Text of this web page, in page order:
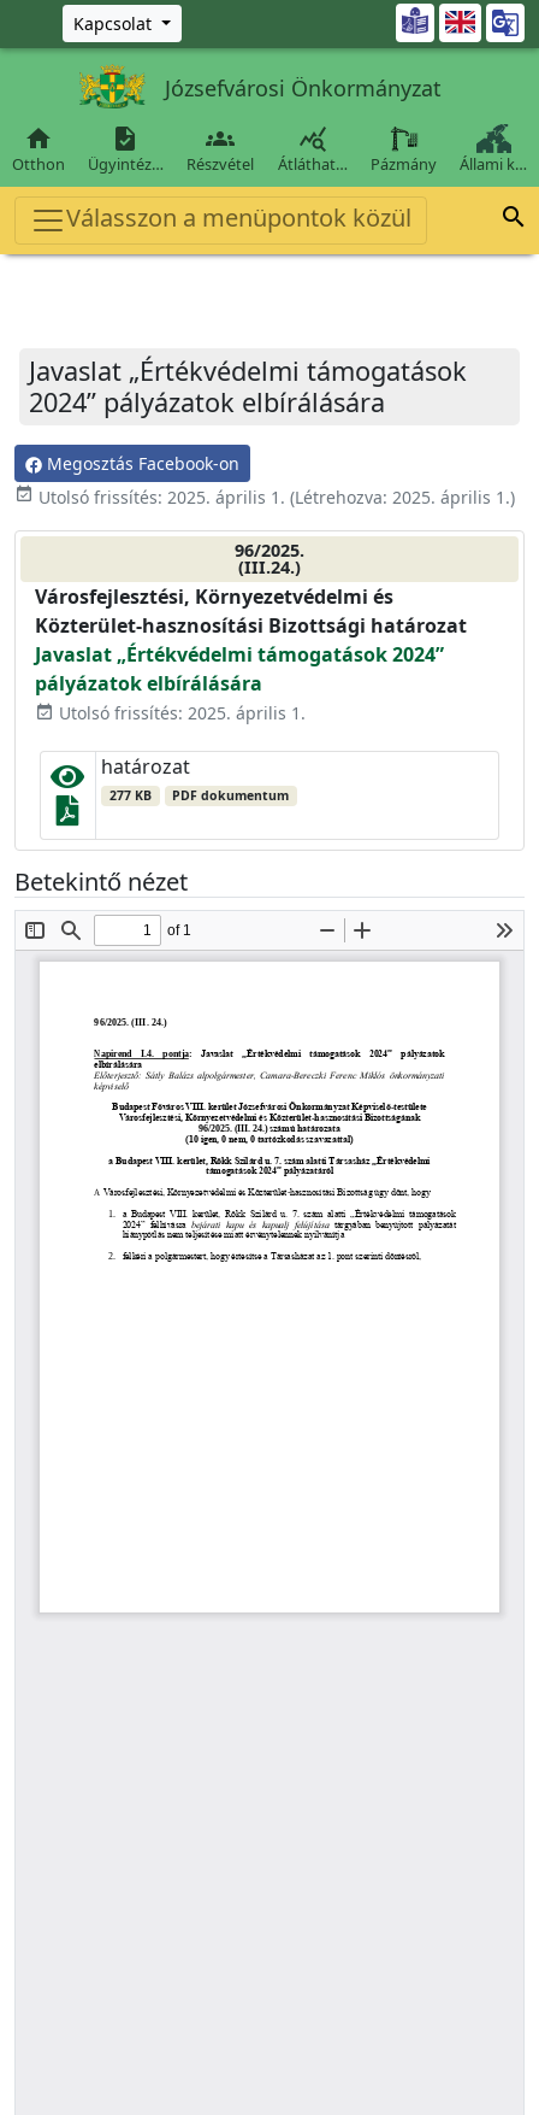
Ugrás a fő tartalomra
Kapcsolat 
Józsefvárosi Önkormányzat

Otthon

Ügyintéz…

Részvétel

Átláthat… Pázmány Állami k…
Válasszon a menüpontok közül 
Javaslat „Értékvédelmi támogatások
2024” pályázatok elbírálására
Megosztás Facebook-on
event_available Utolsó frissítés: 2025. április 1. (Létrehozva: 2025. április 1.)
96/2025.
(III.24.)
Városfejlesztési, Környezetvédelmi és
Közterület-hasznosítási Bizottsági határozat
Javaslat „Értékvédelmi támogatások 2024”
pályázatok elbírálására
event_available Utolsó frissítés: 2025. április 1.
határozat
277 KB PDF dokumentum
Betekintő nézet